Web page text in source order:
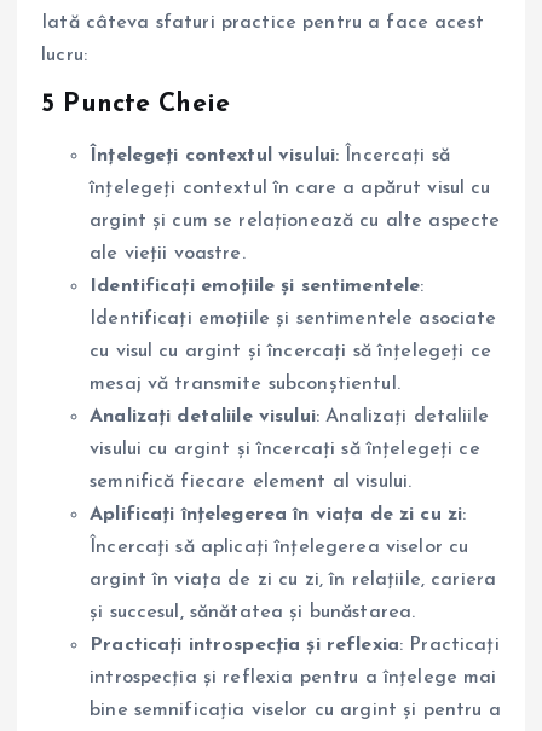
Iată câteva sfaturi practice pentru a face acest
lucru:
5 Puncte Cheie
Înțelegeți contextul visului: Încercați să
înțelegeți contextul în care a apărut visul cu
argint și cum se relaționează cu alte aspecte
ale vieții voastre.
Identificați emoțiile și sentimentele:
Identificați emoțiile și sentimentele asociate
cu visul cu argint și încercați să înțelegeți ce
mesaj vă transmite subconștientul.
Analizați detaliile visului: Analizați detaliile
visului cu argint și încercați să înțelegeți ce
semnifică fiecare element al visului.
Aplificați înțelegerea în viața de zi cu zi:
Încercați să aplicați înțelegerea viselor cu
argint în viața de zi cu zi, în relațiile, cariera
și succesul, sănătatea și bunăstarea.
Practicați introspecția și reflexia: Practicați
introspecția și reflexia pentru a înțelege mai
bine semnificația viselor cu argint și pentru a